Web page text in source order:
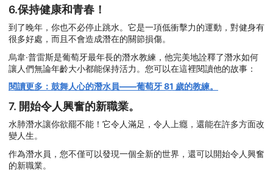
6.保持健康和青春！
到了晚年，你也不必停止跳水。它是一項低衝擊力的運動，對健身有
很多好處，而且不會造成潛在的關節損傷。
烏韋·普雷斯是葡萄牙最年長的潛水教練，他完美地詮釋了潛水如何
讓人們無論年齡大小都能保持活力。您可以在這裡閱讀他的故事：
閱讀更多：鼓舞人心的潛水員——葡萄牙 81 歲的教練。
7. 開始令人興奮的新職業。
水肺潛水讓你欲罷不能！它令人滿足，令人上癮，還能在許多方面改
變人生。
作為潛水員，您不僅可以發現一個全新的世界，還可以開始令人興奮
的新職業。